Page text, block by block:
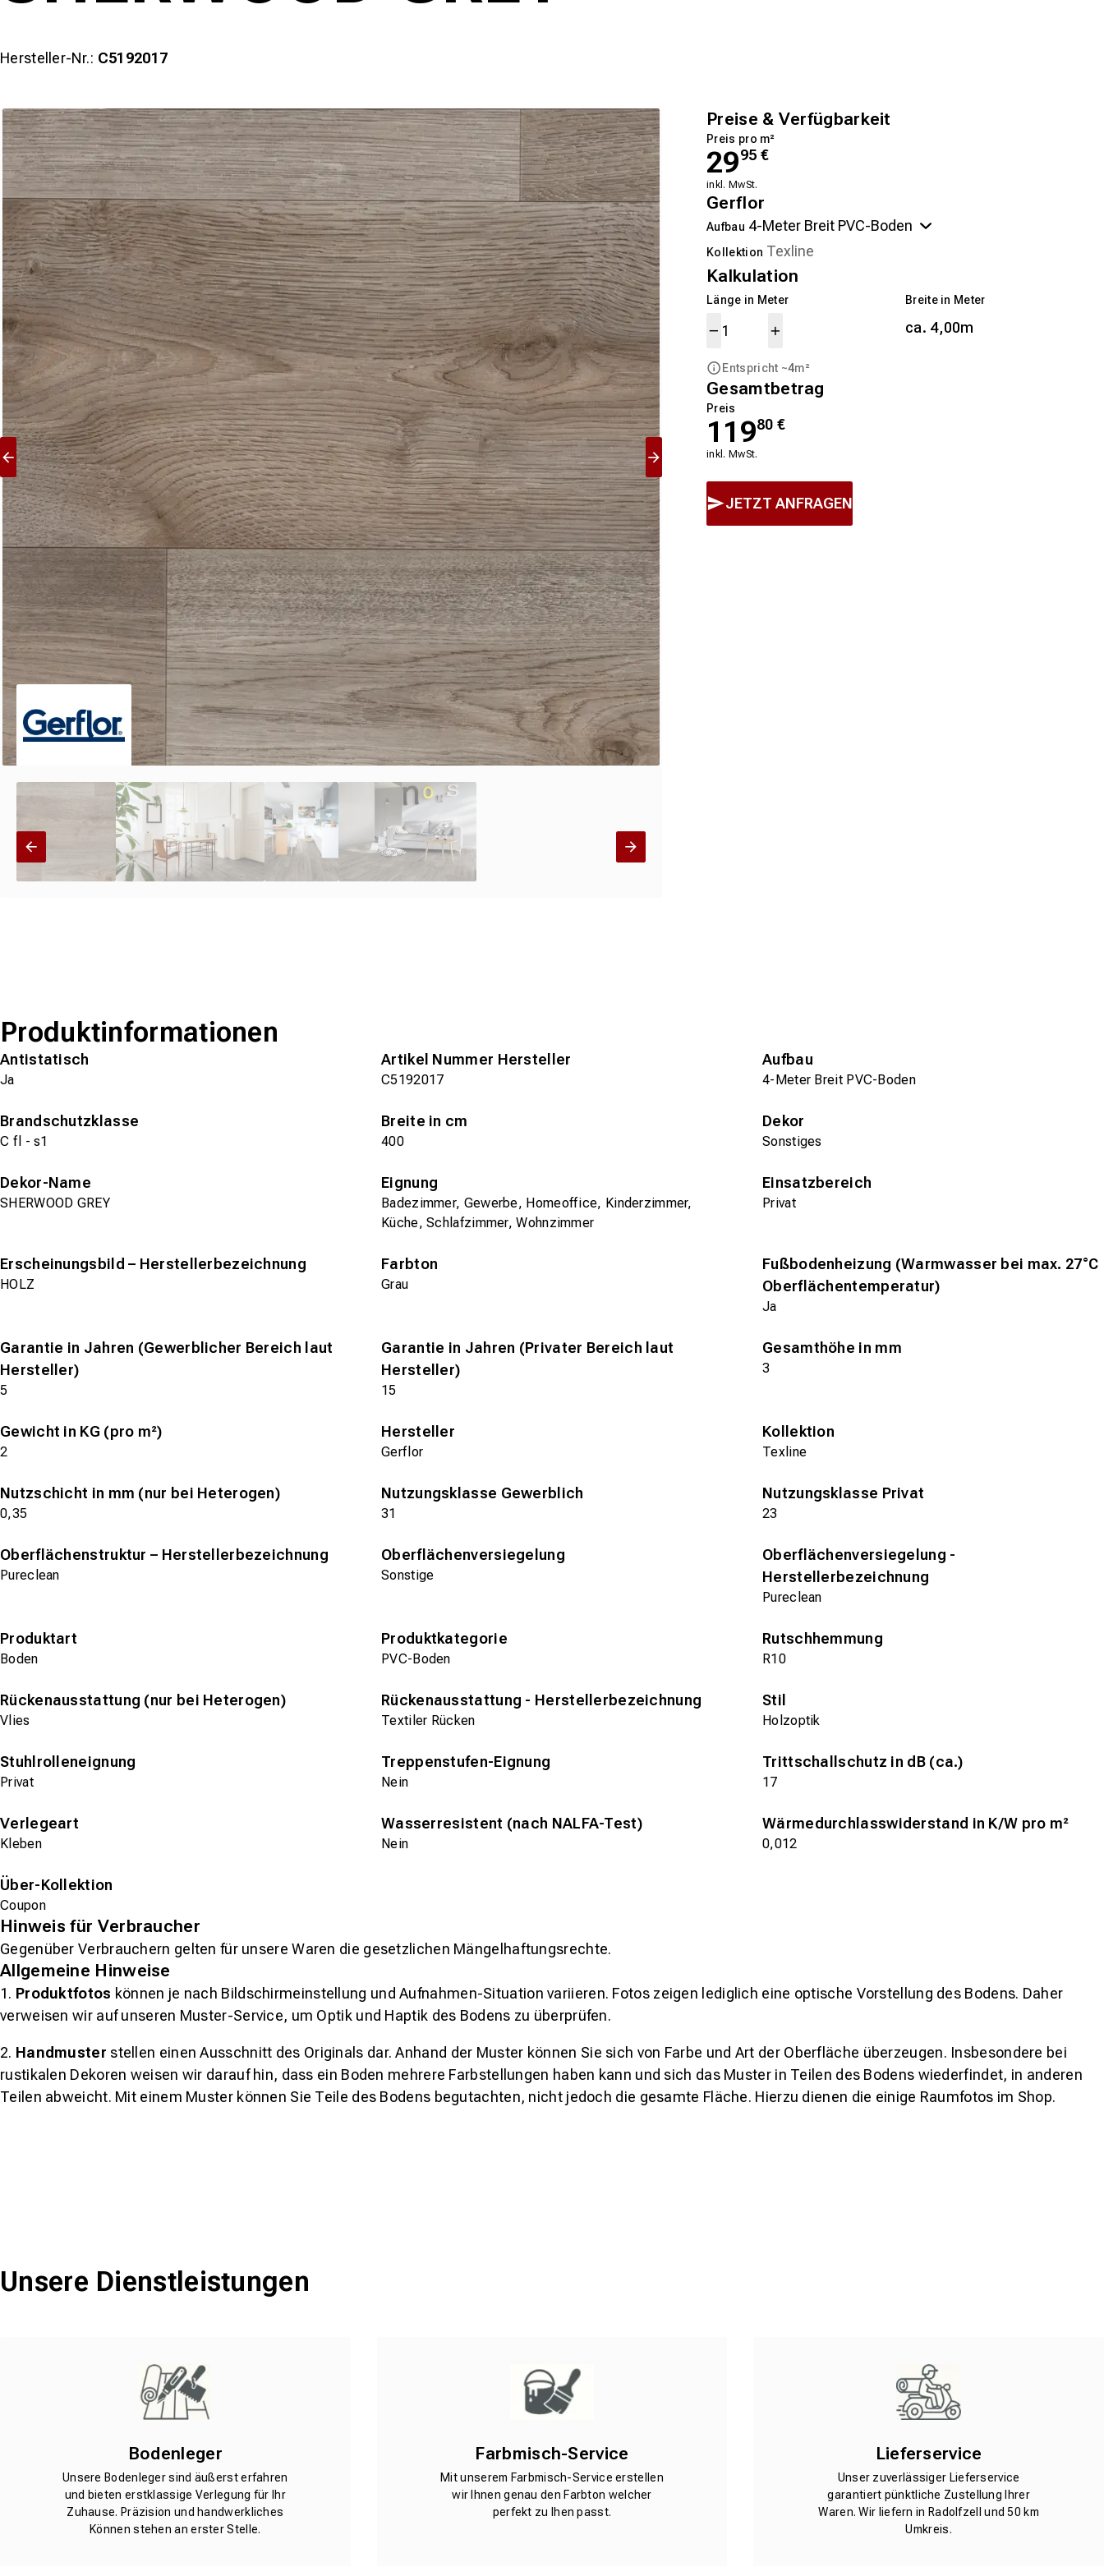
Hersteller-Nr.: C5192017
Preise & Verfügbarkeit
Preis pro m²
2995 €
inkl. MwSt.
Gerflor
Aufbau
Kollektion
Kalkulation
Länge in Meter
Entspricht ~4m²
Breite in Meter
ca. 4,00m
Gesamtbetrag
Preis
11980 €
inkl. MwSt.
JETZT ANFRAGEN
Produktinformationen
Antistatisch
Ja
Artikel Nummer Hersteller
C5192017
Aufbau
4-Meter Breit PVC-Boden
Brandschutzklasse
C fl - s1
Breite in cm
400
Dekor
Sonstiges
Dekor-Name
SHERWOOD GREY
Eignung
Badezimmer, Gewerbe, Homeoffice, Kinderzimmer,
Küche, Schlafzimmer, Wohnzimmer
Einsatzbereich
Privat
Erscheinungsbild – Herstellerbezeichnung
HOLZ
Farbton
Grau
Fußbodenheizung (Warmwasser bei max. 27°C
Oberflächentemperatur)
Ja
Garantie in Jahren (Gewerblicher Bereich laut
Hersteller)
5
Garantie in Jahren (Privater Bereich laut
Hersteller)
15
Gesamthöhe in mm
3
Gewicht in KG (pro m²)
2
Hersteller
Gerflor
Kollektion
Texline
Nutzschicht in mm (nur bei Heterogen)
0,35
Nutzungsklasse Gewerblich
31
Nutzungsklasse Privat
23
Oberflächenstruktur – Herstellerbezeichnung
Pureclean
Oberflächenversiegelung
Sonstige
Oberflächenversiegelung -
Herstellerbezeichnung
Pureclean
Produktart
Boden
Produktkategorie
PVC-Boden
Rutschhemmung
R10
Rückenausstattung (nur bei Heterogen)
Vlies
Rückenausstattung - Herstellerbezeichnung
Textiler Rücken
Stil
Holzoptik
Stuhlrolleneignung
Privat
Treppenstufen-Eignung
Nein
Trittschallschutz in dB (ca.)
17
Verlegeart
Kleben
Wasserresistent (nach NALFA-Test)
Nein
Wärmedurchlasswiderstand in K/W pro m²
0,012
Über-Kollektion
Coupon
Hinweis für Verbraucher
Gegenüber Verbrauchern gelten für unsere Waren die gesetzlichen Mängelhaftungsrechte.
Allgemeine Hinweise
1. Produktfotos können je nach Bildschirmeinstellung und Aufnahmen-Situation variieren. Fotos zeigen lediglich eine optische Vorstellung des Bodens. Daher
verweisen wir auf unseren Muster-Service, um Optik und Haptik des Bodens zu überprüfen.
2. Handmuster stellen einen Ausschnitt des Originals dar. Anhand der Muster können Sie sich von Farbe und Art der Oberfläche überzeugen. Insbesondere bei
rustikalen Dekoren weisen wir darauf hin, dass ein Boden mehrere Farbstellungen haben kann und sich das Muster in Teilen des Bodens wiederfindet, in anderen
Teilen abweicht. Mit einem Muster können Sie Teile des Bodens begutachten, nicht jedoch die gesamte Fläche. Hierzu dienen die einige Raumfotos im Shop.
Unsere Dienstleistungen
Bodenleger
Unsere Bodenleger sind äußerst erfahren
und bieten erstklassige Verlegung für Ihr
Zuhause. Präzision und handwerkliches
Können stehen an erster Stelle.
Farbmisch-Service
Mit unserem Farbmisch-Service erstellen
wir Ihnen genau den Farbton welcher
perfekt zu Ihen passt.
Lieferservice
Unser zuverlässiger Lieferservice
garantiert pünktliche Zustellung Ihrer
Waren. Wir liefern in Radolfzell und 50 km
Umkreis.